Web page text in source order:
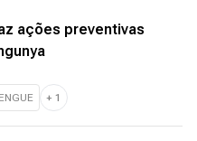
ações preventivas
+ 1